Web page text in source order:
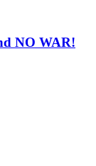
NO WAR!